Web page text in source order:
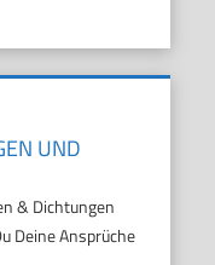
UND D
& Dichtungen
Deine Ansprüche